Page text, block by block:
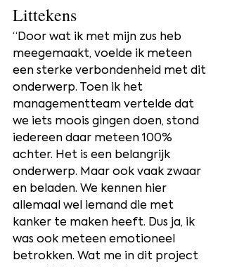
Littekens
“Door wat ik met mijn zus heb
meegemaakt, voelde ik meteen
een sterke verbondenheid met dit
onderwerp. Toen ik het
managementteam vertelde dat
we iets moois gingen doen, stond
iedereen daar meteen 100%
achter. Het is een belangrijk
onderwerp. Maar ook vaak zwaar
en beladen. We kennen hier
allemaal wel iemand die met
kanker te maken heeft. Dus ja, ik
was ook meteen emotioneel
betrokken. Wat me in dit project